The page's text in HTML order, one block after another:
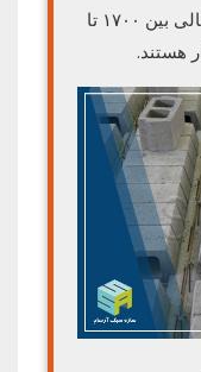
همچنین بلوک های رده چهارم از چگالی بین ۱۷۰۰ تا